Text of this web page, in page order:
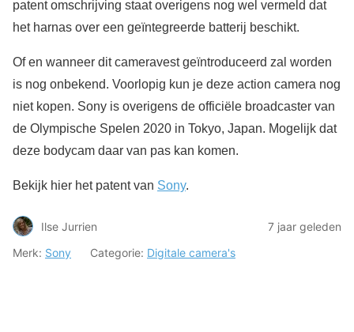
patent omschrijving staat overigens nog wel vermeld dat
het harnas over een geïntegreerde batterij beschikt.
Of en wanneer dit cameravest geïntroduceerd zal worden
is nog onbekend. Voorlopig kun je deze action camera nog
niet kopen. Sony is overigens de officiële broadcaster van
de Olympische Spelen 2020 in Tokyo, Japan. Mogelijk dat
deze bodycam daar van pas kan komen.
Bekijk hier het patent van Sony.
Ilse Jurrien
7 jaar geleden
Merk: Sony Categorie: Digitale camera's